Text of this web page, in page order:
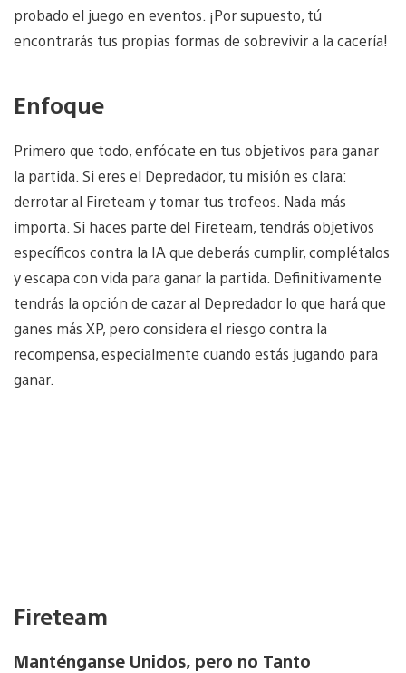
probado el juego en eventos. ¡Por supuesto, tú
encontrarás tus propias formas de sobrevivir a la cacería!
Enfoque
Primero que todo, enfócate en tus objetivos para ganar
la partida. Si eres el Depredador, tu misión es clara:
derrotar al Fireteam y tomar tus trofeos. Nada más
importa. Si haces parte del Fireteam, tendrás objetivos
específicos contra la IA que deberás cumplir, complétalos
y escapa con vida para ganar la partida. Definitivamente
tendrás la opción de cazar al Depredador lo que hará que
ganes más XP, pero considera el riesgo contra la
recompensa, especialmente cuando estás jugando para
ganar.
Fireteam
Manténganse Unidos, pero no Tanto